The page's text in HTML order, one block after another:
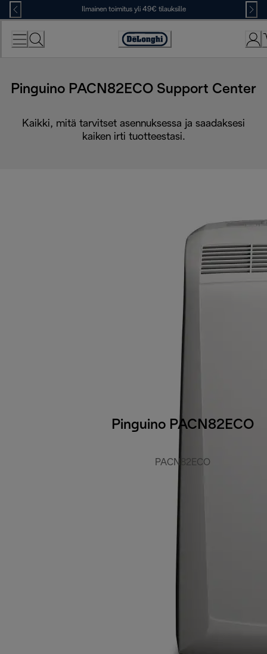
Skip
to
Content
Ilmainen toimitus yli 49€ tilauksille
Accessibility
Pinguino PACN82ECO Support Center
Kaikki, mitä tarvitset asennuksessa ja saadaksesi
kaiken irti tuotteestasi.
Pinguino PACN82ECO
PACN82ECO